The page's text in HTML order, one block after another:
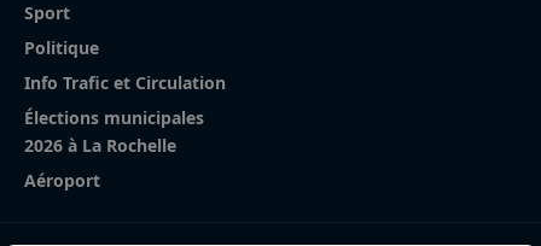
Sport
Politique
Info Trafic et Circulation
Élections municipales
2026 à La Rochelle
Aéroport